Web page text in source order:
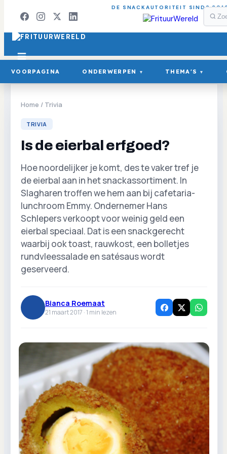
DE SNACKAUTORITEIT SINDS
VOORPAGINA ONDERWERPEN ▾ THEMA'S ▾
Home / Trivia
TRIVIA
Is de eierbal erfgoed?
Hoe noordelijker je komt, des te vaker tref je
de eierbal aan in het snackassortiment. In
Slagharen troffen we hem aan bij cafetaria-
lunchroom Emmy. Ondernemer Hans
Schlepers verkoopt voor weinig geld een
eierbal speciaal. Dat is een snackgerecht
waarbij ook toast, rauwkost, een bolletjes
rundvleessalade en satésaus wordt
geserveerd.
Bianca Roemaat
21 maart 2017 ·1 min lezen